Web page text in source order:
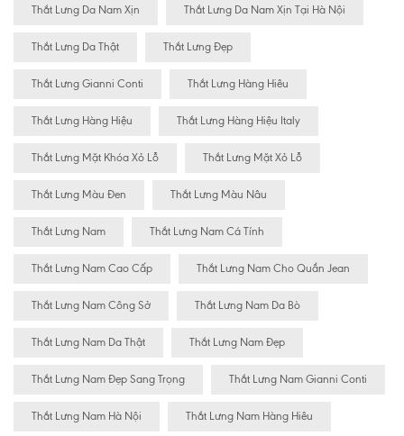
Thắt Lưng Da Nam Xịn Thắt Lưng Da Nam Xịn Tại Hà Nội
Thắt Lưng Da Thật Thắt Lưng Đẹp
Thắt Lưng Gianni Conti Thắt Lưng Hàng Hiêu
Thắt Lưng Hàng Hiệu Thắt Lưng Hàng Hiệu Italy
Thắt Lưng Mặt Khóa Xỏ Lỗ Thắt Lưng Mặt Xỏ Lỗ
Thắt Lưng Màu Đen Thắt Lưng Màu Nâu
Thắt Lưng Nam Thắt Lưng Nam Cá Tính
Thắt Lưng Nam Cao Cấp Thắt Lưng Nam Cho Quần Jean
Thắt Lưng Nam Công Sở Thắt Lưng Nam Da Bò
Thắt Lưng Nam Da Thật Thắt Lưng Nam Đẹp
Thắt Lưng Nam Đẹp Sang Trọng Thắt Lưng Nam Gianni Conti
Thắt Lưng Nam Hà Nội Thắt Lưng Nam Hàng Hiêu